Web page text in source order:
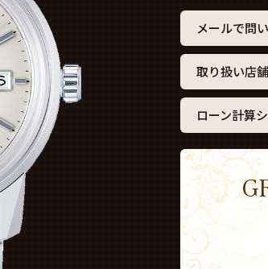
メールで問
取り扱い店
ローン計算